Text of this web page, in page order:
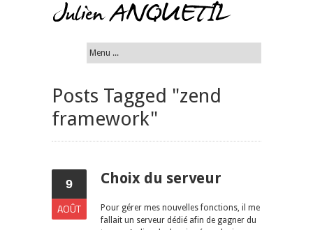
Posts Tagged "zend
framework"
9
AOÛT
Choix du serveur
Pour gérer mes nouvelles fonctions, il me
fallait un serveur dédié afin de gagner du